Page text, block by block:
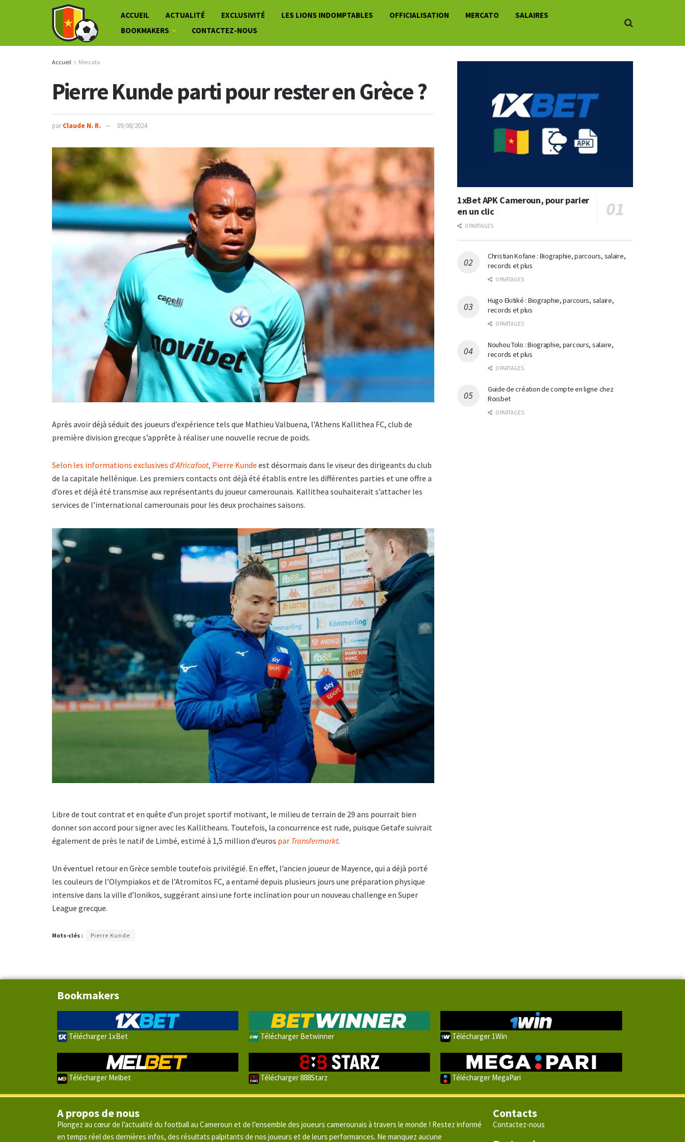
ACCUEIL ACTUALITÉ EXCLUSIVITÉ LES LIONS INDOMPTABLES OFFICIALISATION MERCATO
SALAIRES
BOOKMAKERS
CONTACTEZ-NOUS
Accueil Mercato
Pierre Kunde parti pour rester en Grèce ?
par Claude N. R. 09/08/2024
Après avoir déjà séduit des joueurs d’expérience tels que Mathieu Valbuena, l’Athens Kallithea FC, club de
première division grecque s’apprête à réaliser une nouvelle recrue de poids.
Selon les informations exclusives d’Africafoot, Pierre Kunde est désormais dans le viseur des dirigeants du club
de la capitale hellénique. Les premiers contacts ont déjà été établis entre les différentes parties et une offre a
d’ores et déjà été transmise aux représentants du joueur camerounais. Kallithea souhaiterait s’attacher les
services de l’international camerounais pour les deux prochaines saisons.
Libre de tout contrat et en quête d’un projet sportif motivant, le milieu de terrain de 29 ans pourrait bien
donner son accord pour signer avec les Kallitheans. Toutefois, la concurrence est rude, puisque Getafe suivrait
également de près le natif de Limbé, estimé à 1,5 million d’euros par Transfermarkt.
Un éventuel retour en Grèce semble toutefois privilégié. En effet, l’ancien joueur de Mayence, qui a déjà porté
les couleurs de l’Olympiakos et de l’Atromitos FC, a entamé depuis plusieurs jours une préparation physique
intensive dans la ville d’Ionikos, suggérant ainsi une forte inclination pour un nouveau challenge en Super
League grecque.
Mots-clés : Pierre Kunde
1xBet APK Cameroun, pour parier
en un clic
0 PARTAGES
Christian Kofane : Biographie, parcours, salaire,
records et plus
0 PARTAGES
Hugo Ekitiké : Biographie, parcours, salaire,
records et plus
0 PARTAGES
Nouhou Tolo : Biographie, parcours, salaire,
records et plus
0 PARTAGES
Guide de création de compte en ligne chez
Roisbet
0 PARTAGES
Bookmakers
Télécharger 1xBet Télécharger Betwinner Télécharger 1Win
Télécharger Melbet Télécharger 888Starz Télécharger MegaPari
A propos de nous
Plongez au cœur de l’actualité du football au Cameroun et de l’ensemble des joueurs camerounais à travers le monde ! Restez informé
en temps réel des dernières infos, des résultats palpitants de nos joueurs et de leurs performances. Ne manquez aucune
Contacts
Contactez-nous